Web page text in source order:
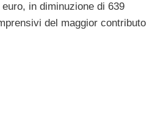
in diminuzione di 639
del maggior contributo